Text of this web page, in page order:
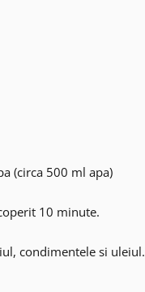
(circa 500 ml apa)
10 minute.
condimentele si uleiul.